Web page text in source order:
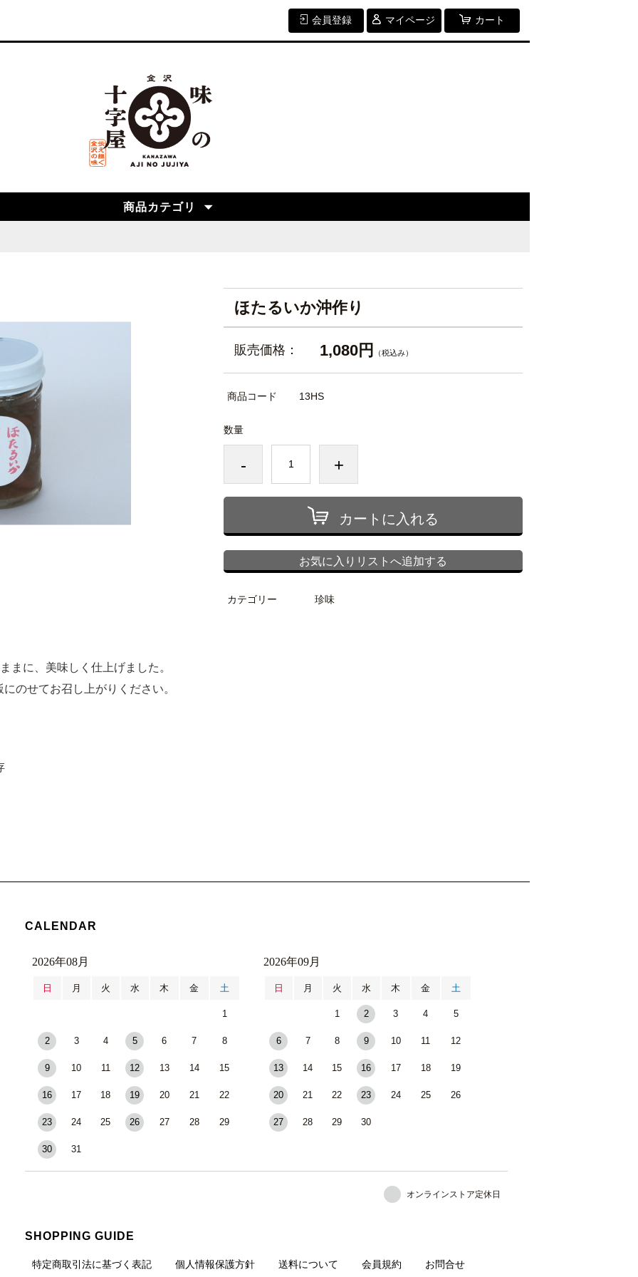
会員登録 マイページ カート
商品カテゴリ
ほたるいか沖作り
販売価格： 1,080円 （税込み）
商品コード 13HS
数量
- +
カートに入れる
お気に入りリストへ追加する
カテゴリー 珍味
まに、美味しく仕上げました。
のせてお召し上がりください。
CALENDAR
2026年08月
日 月 火 水 木 金 土
1
2 3 4 5 6 7 8
9 10 11 12 13 14 15
16 17 18 19 20 21 22
23 24 25 26 27 28 29
30 31
2026年09月
日 月 火 水 木 金 土
1 2 3 4 5
6 7 8 9 10 11 12
13 14 15 16 17 18 19
20 21 22 23 24 25 26
27 28 29 30
オンラインストア定休日
SHOPPING GUIDE
特定商取引法に基づく表記 個人情報保護方針 送料について 会員規約 お問合せ